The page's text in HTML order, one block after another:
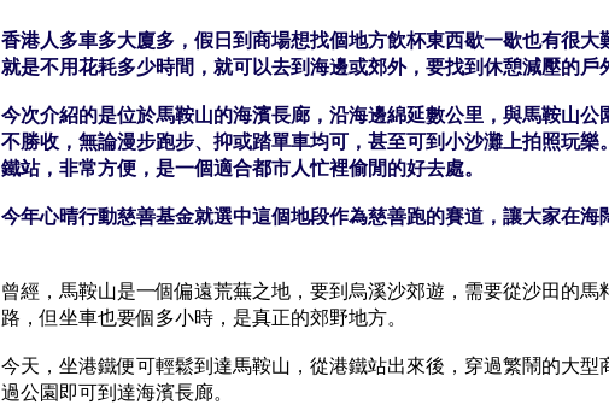
香港人多車多大廈多，假日到商場想找個地方飲杯東西歇一歇也有很大
就是不用花耗多少時間，就可以去到海邊或郊外，要找到休憩減壓的戶
今次介紹的是位於馬鞍山的海濱長廊，沿海邊綿延數公里，與馬鞍山
不勝收，無論漫步跑步、抑或踏單車均可，甚至可到小沙灘上拍照玩
鐵站，非常方便，是一個適合都市人忙裡偷閒的好去處。
今年心晴行動慈善基金就選中這個地段作為慈善跑的賽道，讓大家在海
曾經，馬鞍山是一個偏遠荒蕪之地，要到烏溪沙郊遊，需要從沙田的
路，但坐車也要個多小時，是真正的郊野地方。
今天，坐港鐵便可輕鬆到達馬鞍山，從港鐵站出來後，穿過繁鬧的大
過公園即可到達海濱長廊。